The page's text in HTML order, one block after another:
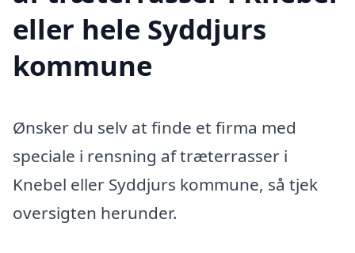
eller hele Syddjurs
kommune
Ønsker du selv at finde et firma med
speciale i rensning af træterrasser i
Knebel eller Syddjurs kommune, så tjek
oversigten herunder.